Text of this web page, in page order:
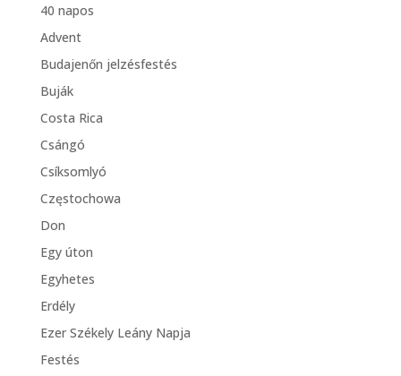
40 napos
Advent
Budajenőn jelzésfestés
Buják
Costa Rica
Csángó
Csíksomlyó
Częstochowa
Don
Egy úton
Egyhetes
Erdély
Ezer Székely Leány Napja
Festés